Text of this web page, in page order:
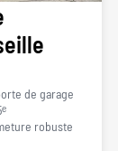
de garage
robuste